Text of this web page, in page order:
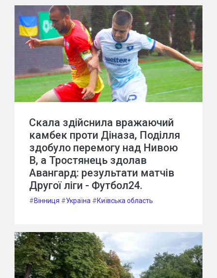
Скала здійснила вражаючий
камбек проти Діназа, Поділля
здобуло перемогу над Нивою
В, а Тростянець здолав
Авангард: результати матчів
Другої ліги - Футбол24.
#Вінниця #Україна #Київська область